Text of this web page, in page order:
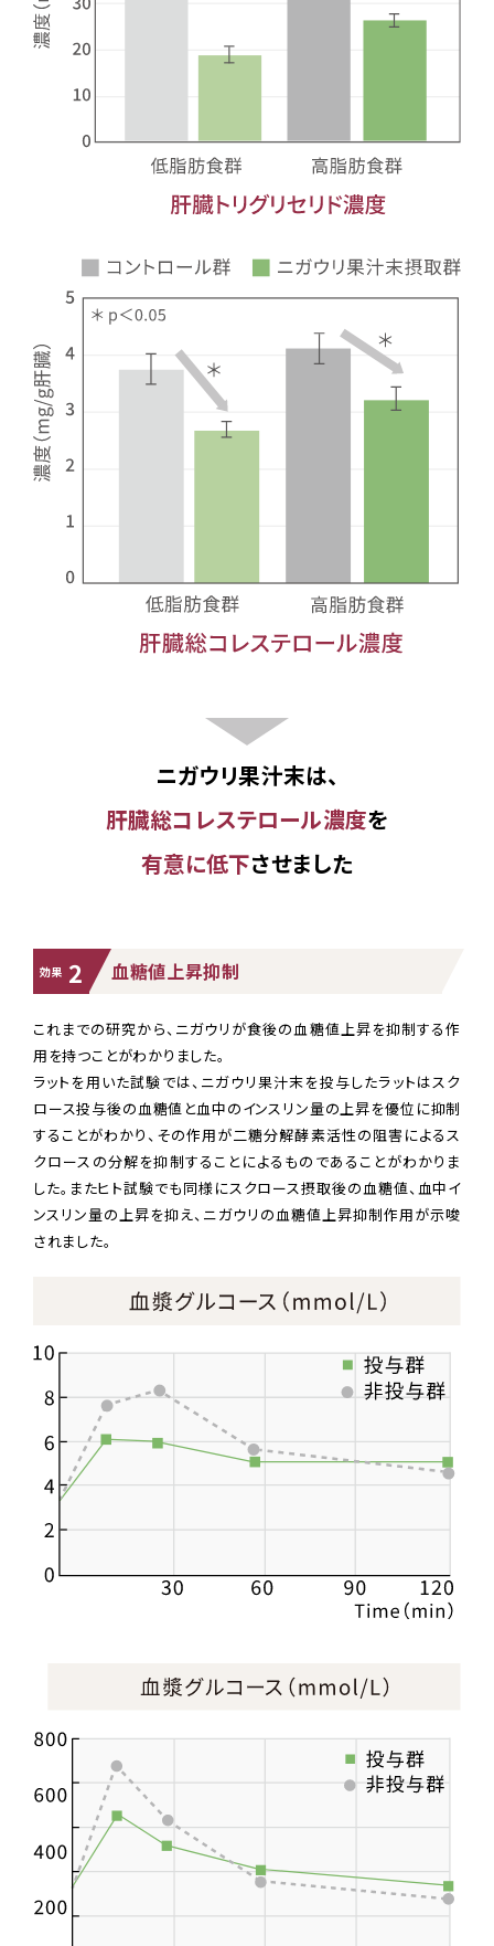
ニガウリ果汁末は、
肝臓総コレステロール濃度を
有意に低下させました
効果 2 血糖値上昇抑制
これまでの研究から、ニガウリが食後の血糖値上昇を抑制する作
用を持つことがわかりました。
ラットを用いた試験では、ニガウリ果汁末を投与したラットはスク
ロース投与後の血糖値と血中のインスリン量の上昇を優位に抑制
することがわかり、その作用が二糖分解酵素活性の阻害によるス
クロースの分解を抑制することによるものであることがわかりま
した。またヒト試験でも同様にスクロース摂取後の血糖値、血中イ
ンスリン量の上昇を抑え、ニガウリの血糖値上昇抑制作用が示唆
されました。